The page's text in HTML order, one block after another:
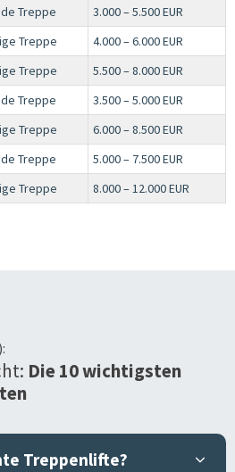
Treppe
3.000 – 5.500 EUR
Treppe
4.000 – 6.000 EUR
Treppe
5.500 – 8.000 EUR
Treppe
3.500 – 5.000 EUR
Treppe
6.000 – 8.500 EUR
Treppe
5.000 – 7.500 EUR
Treppe 8.000 – 12.000 EUR
:
Die 10 wichtigsten
Treppenlifte?